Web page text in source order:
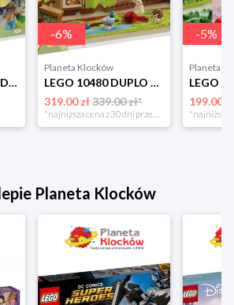
LEGO 10428 Duplo Duży interaktywny pociąg miejski Lego
-6%
Planeta Klocków
LEGO 10480 DUPLO Las odkrywców z dzikimi zwierzętami Lego
319.00 zł 339.00 zł*
-5%
Planeta
199.00 zł
Planeta Klocków